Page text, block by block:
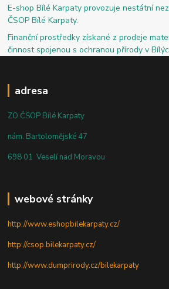
E-shop Bílé Karpaty provozuje nestátní
ČSOP Bílé Karpaty.
Finanční prostředky získané z prodeje
činnost spojenou s ochranou přírody v
adresa
ZO ČSOP Bílé Karpaty
nám. Bartolomějské 47
698 01 Veselí nad Moravou
webové stránky
http://www.eshopbilekarpaty.cz/
http://csop.bilekarpaty.cz/
http://www.dumprirody.cz/bilekarpaty